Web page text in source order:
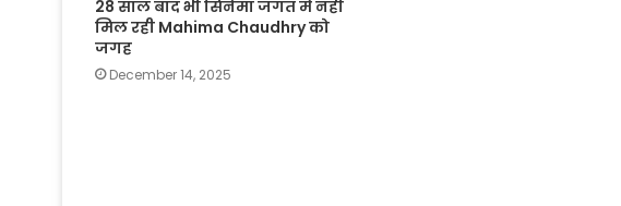
28 साल बाद भी सिनेमा जगत में नहीं
मिल रही Mahima Chaudhry को
जगह
December 14, 2025